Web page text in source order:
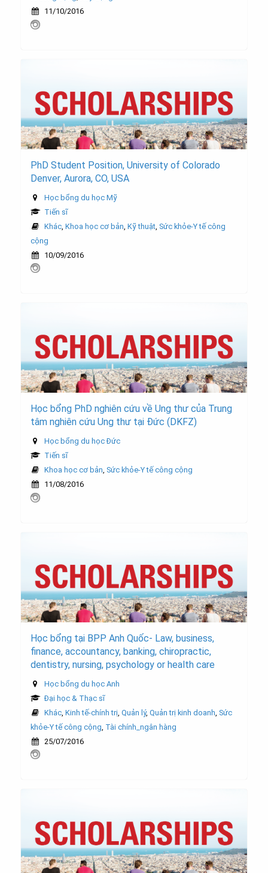
11/10/2016
PhD Student Position, University of Colorado
Denver, Aurora, CO, USA
Học bổng du học Mỹ
Tiến sĩ
Khác Khoa học cơ bản Kỹ thuật Sức khỏe-Y tế công
cộng
10/09/2016
Học bổng PhD nghiên cứu về Ung thư của Trung
tâm nghiên cứu Ung thư tại Đức (DKFZ)
Học bổng du học Đức
Tiến sĩ
Khoa học cơ bản, Sức khỏe-Y tế công cộng
11/08/2016
Học bổng tại BPP Anh Quốc- Law, business,
finance, accountancy, banking, chiropractic,
dentistry, nursing, psychology or health care
Học bổng du học Anh
Đại học & Thạc sĩ
Khác Kinh tế-chính trị Quản lý, Quản trị kinh doanh Sức
khỏe-Y tế công cộng Tài chính_ngân hàng
25/07/2016